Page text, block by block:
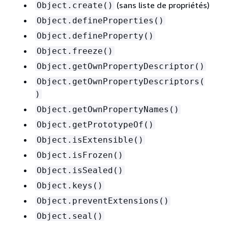
Object.create() (sans liste de propriétés)
Object.defineProperties()
Object.defineProperty()
Object.freeze()
Object.getOwnPropertyDescriptor()
Object.getOwnPropertyDescriptors(
)
Object.getOwnPropertyNames()
Object.getPrototypeOf()
Object.isExtensible()
Object.isFrozen()
Object.isSealed()
Object.keys()
Object.preventExtensions()
Object.seal()